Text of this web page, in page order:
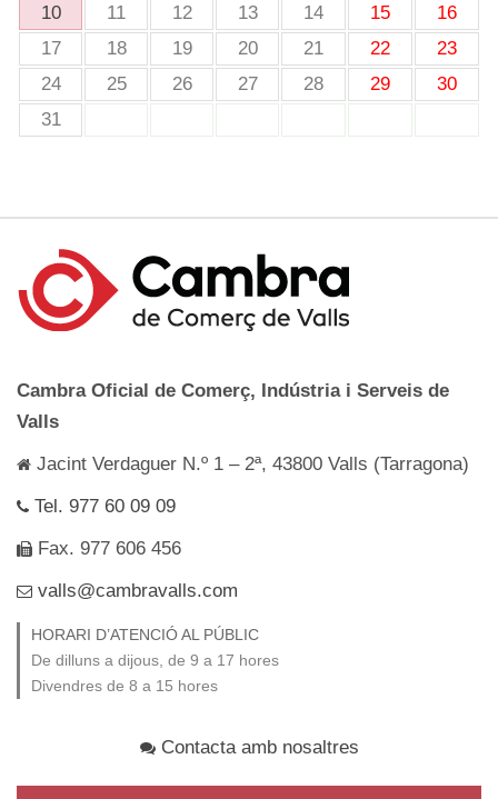
10
11 12 13 14 15
16
17
18 19 20 21 22
23
24
25 26 27 28 29
30
31
Cambra Oficial de Comerç, Indústria i Serveis de
Valls
Jacint Verdaguer N.º 1 – 2ª, 43800 Valls (Tarragona)
Tel. 977 60 09 09
Fax. 977 606 456
valls@cambravalls.com
HORARI D’ATENCIÓ AL PÚBLIC
De dilluns a dijous, de 9 a 17 hores
Divendres de 8 a 15 hores
Contacta amb nosaltres